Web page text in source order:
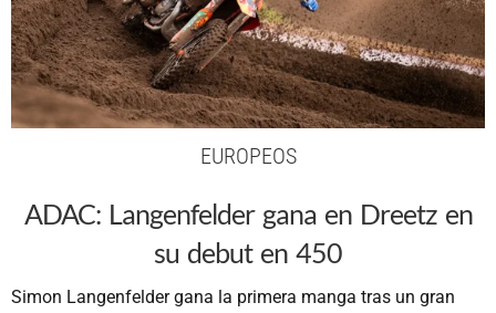
EUROPEOS
ADAC: Langenfelder gana en Dreetz en
su debut en 450
Simon Langenfelder gana la primera manga tras un gran